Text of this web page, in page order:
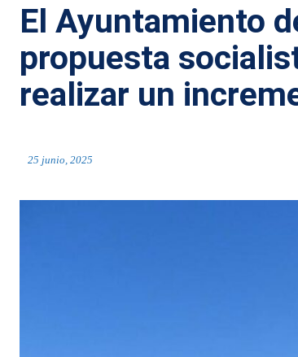
El Ayuntamiento
propuesta
realizar un
25 junio, 2025